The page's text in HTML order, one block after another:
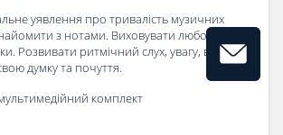
уявлення про тривалість музичних
з нотами. Виховувати любов та
Розвивати ритмічний слух, увагу, вміння
думку та почуття.
комплект